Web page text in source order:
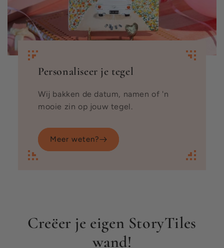
Personaliseer je tegel
Wij bakken de datum, namen of 'n
mooie zin op jouw tegel.
Meer weten?
Creëer je eigen StoryTiles
wand!